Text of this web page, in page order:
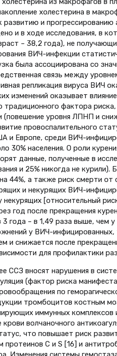
холестерина в
и прогрессированию
и в ходе исследования, в
– 38,2 года), не
ВИЧ-инфекции
была ассоциирована со
связь между
репликация вируса ВИЧ
изменений оказывает
традиционного фактора
(повешение уровня ЛПНП и
провоспалительного
и Европе, среди ВИЧ-
30% населения. О роли
данные, полученные в
и 25% никогда не
44%, а также риск смерти
и некурящих ВИЧ-
[относительный
год после прекращения
года – в 1,49 раза выше, чем
у ВИЧ-
и снижается после
для профилактики
ССЗ вносят нарушения в
(фактор риска
по
тромбоцитов костным
иммунных
волчаночного
что повышает риск
протеинов С и S [16] и